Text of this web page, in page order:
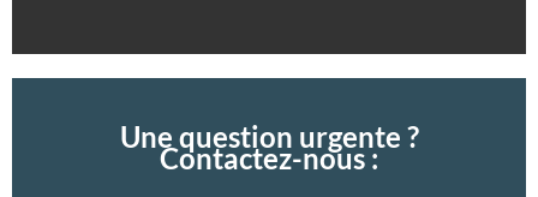
Une question urgente ?
Contactez-nous :